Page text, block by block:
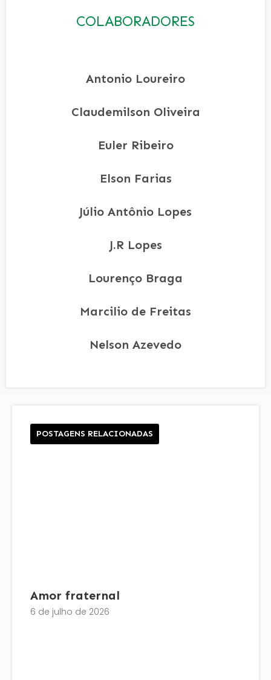
COLABORADORES
Antonio Loureiro
Claudemilson Oliveira
Euler Ribeiro
Elson Farias
Júlio Antônio Lopes
J.R Lopes
Lourenço Braga
Marcilio de Freitas
Nelson Azevedo
POSTAGENS RELACIONADAS
Amor fraternal
6 de julho de 2026